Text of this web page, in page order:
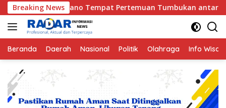
Langsung
ke
konten
Breaking News
Tempat Pertemuan Tumbukan antara Lempeng Indo-
Beranda Daerah Nasional Politik Olahraga Info